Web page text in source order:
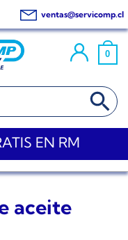
ventas@servicomp.cl
0
BOTÓN DE
EN RM
aceite